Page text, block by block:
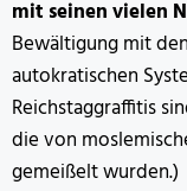
mit seinen vielen
Bewältigung mit
autokratischen
Reichstaggraffitis
die von
gemeißelt wurden.)